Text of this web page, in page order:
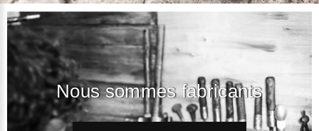
Nous sommes fabricants